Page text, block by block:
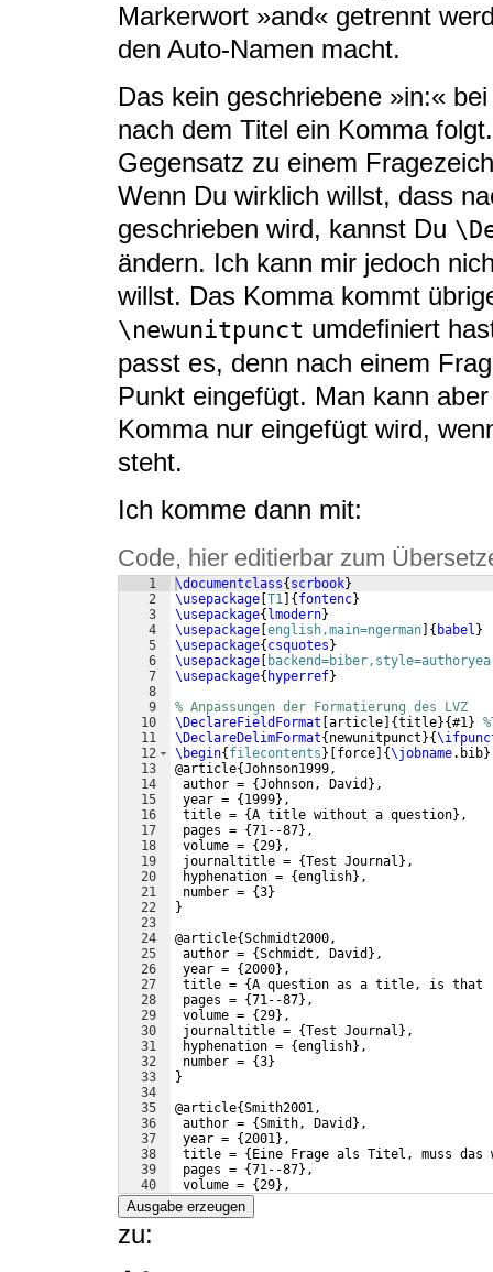
Markerwort »and« getrennt
den Auto-Namen macht.
Das kein geschriebene »in:«
nach dem Titel ein Komma
Gegensatz zu einem
Wenn Du wirklich willst, dass
geschrieben wird, kannst Du
ändern. Ich kann mir jedoch
willst. Das Komma kommt
\newunitpunct umdefiniert
passt es, denn nach einem
Punkt eingefügt. Man kann
Komma nur eingefügt wird,
steht.
Ich komme dann mit:
Code, hier editierbar zum
1
2
3
4
5
6
7
8
9
10
11
12
13
14
15
16
17
18
19
20
21
22
23
24
25
26
27
28
29
30
31
32
33
34
35
36
37
38
39
40
41
\documentclass{ scrbook}
\usepackage T1 { fontenc}
\usepackage{ lmodern}
\usepackage english,main=ngerman { babel }
\usepackage{ csquotes }
\usepackage
\usepackage{ hyperref}
% Anpassungen der Formatierung des LVZ
\DeclareFieldFormat article {title}{#1}
\DeclareDelimFormat{ newunitpunct }{
\begin{ filecontents } force {\jobname.bib}
@article{Johnson1999,
author = {Johnson, David } ,
year = { 1999} ,
title = {A title without a question} ,
pages = {71--87} ,
volume = {29} ,
journaltitle = {Test Journal } ,
hyphenation = {english} ,
number = {3}
}
@article{Schmidt2000,
author = {Schmidt, David } ,
year = {2000} ,
title = {A question as a title, is that
pages = {71--87} ,
volume = {29} ,
journaltitle = {Test Journal } ,
hyphenation = {english} ,
number = {3}
}
@article{Smith2001,
author = {Smith, David } ,
year = {2001} ,
title = { Eine Frage als Titel, muss
pages = {71--87} ,
volume = {29} ,
journaltitle =
Ausgabe erzeugen
zu: